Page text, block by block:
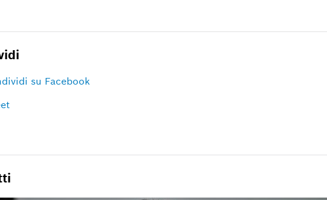
su Facebook